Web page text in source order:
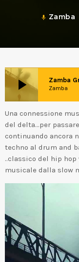
mic Zamba
play_arrow Zamba
Zamba
Una connessione
del delta…per
continuando ancora
techno al drum and
..classico del hip
musicale dalla slow